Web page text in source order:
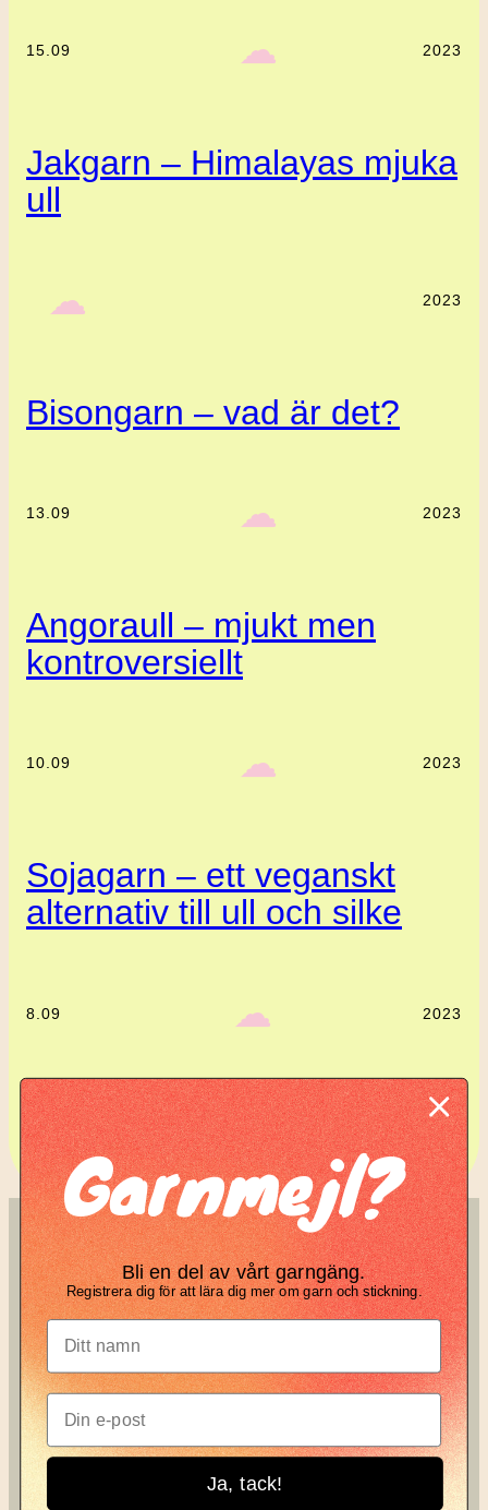
15.09 ‎ ‎‎ ☁︎‎‎ 2023
Jakgarn – Himalayas mjuka
ull
‎ ‎‎ ☁︎‎‎ 2023
Bisongarn – vad är det?
13.09 ‎ ‎‎ ☁︎‎‎ 2023
Angoraull – mjukt men
kontroversiellt
10.09 ‎ ‎‎ ☁︎‎‎ 2023
Sojagarn – ett veganskt
alternativ till ull och silke
8.09 ‎ ‎‎ ☁︎‎‎ 2023
Komplett guide: Lär dig
tova din stickning
SÖK
Search
KNIT KNOT
Manifesto
Garnmejl?
Bli en del av vårt garngäng.
Registrera dig för att lära dig mer om garn och stickning.
Ja, tack!